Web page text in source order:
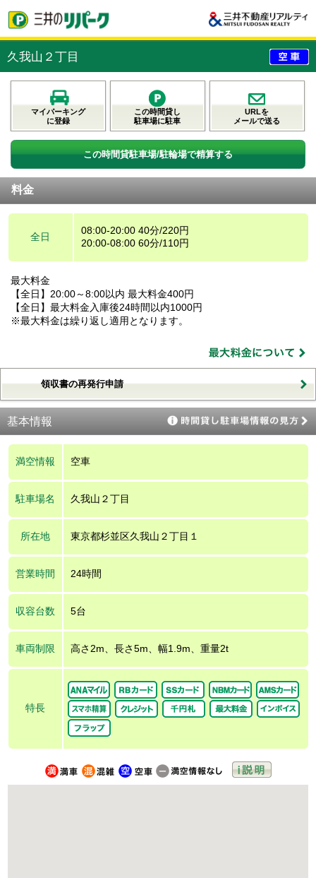
久我山２丁目
マイパーキング
に登録
この時間貸し
駐車場に駐車
URLを
メールで送る
この時間貸駐車場/駐輪場で精算する
料金
全日
08:00-20:00 40分/220円
20:00-08:00 60分/110円
最大料金
【全日】20:00～8:00以内 最大料金400円
【全日】最大料金入庫後24時間以内1000円
※最大料金は繰り返し適用となります。
領収書の再発行申請
基本情報
満空情報 空車
駐車場名 久我山２丁目
所在地 東京都杉並区久我山２丁目１
営業時間 24時間
収容台数 5台
車両制限 高さ2m、長さ5m、幅1.9m、重量2t
特長